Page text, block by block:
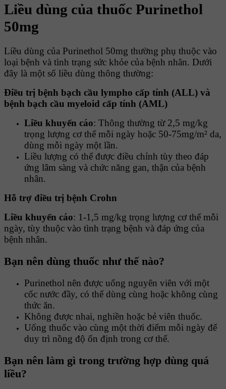
Liều dùng của thuốc Purinethol
50mg
Liều dùng của Purinethol 50mg thường phụ thuộc vào
loại bệnh và tình trạng sức khỏe của bệnh nhân. Dưới
đây là một số liều dùng thông thường:
Điều trị bệnh bạch cầu lympho cấp tính (ALL) và
bệnh bạch cầu myeloid cấp tính (AML)
Liều khuyến cáo: Thông thường từ 2,5 mg/kg
trọng lượng cơ thể mỗi ngày hoặc 50-75mg/m² da,
dùng mỗi ngày một lần.
Liều lượng có thể được điều chỉnh tùy theo đáp
ứng lâm sàng và chức năng gan, thận của bệnh
nhân.
Hỗ trợ điều trị bệnh Crohn
Liều khuyến cáo: 1-1,5 mg/kg trọng lượng cơ thể mỗi
ngày, tùy thuộc vào tình trạng bệnh và đáp ứng của
bệnh nhân.
Bạn nên dùng thuốc như thế nào?
Purinethol nên được uống nguyên viên với một
cốc nước đầy, có thể dùng cùng hoặc không cùng
thức ăn.
Không được nhai, nghiền hoặc bẻ viên thuốc.
Uống thuốc vào cùng một thời điểm mỗi ngày để
duy trì nồng độ ổn định trong cơ thể.
Bạn nên làm gì trong trường hợp dùng quá
liều?